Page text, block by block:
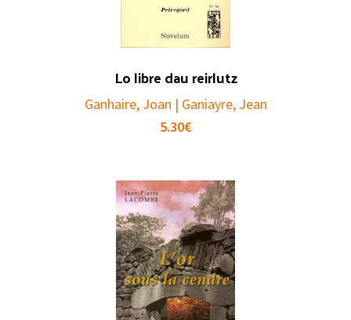
Lo libre dau reirlutz
Ganhaire, Joan | Ganiayre, Jean
5.30€